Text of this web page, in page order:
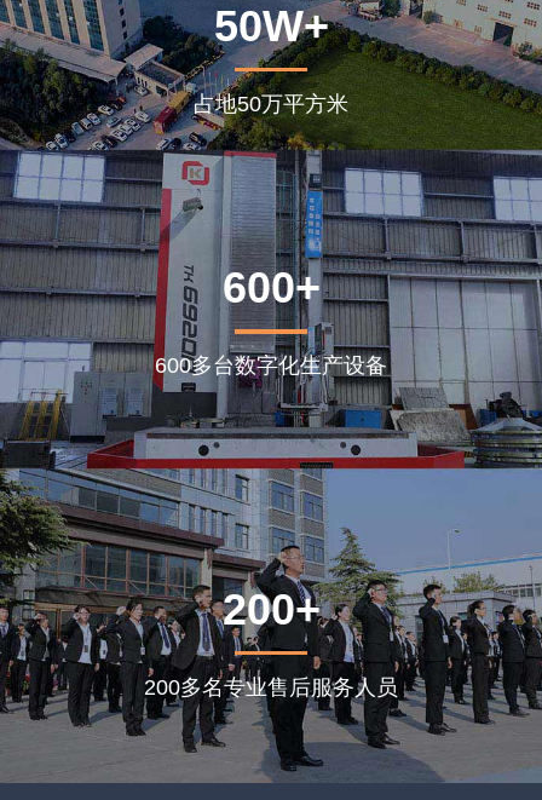
50W+
占地50万平方米
600+
600多台数字化生产设备
200+
200多名专业售后服务人员